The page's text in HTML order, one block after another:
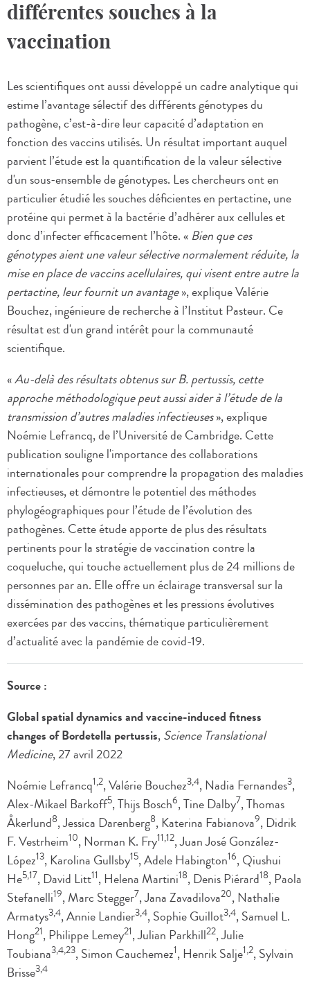
différentes souches à la
vaccination
Les scientifiques ont aussi développé un cadre analytique qui
estime l’avantage sélectif des différents génotypes du
pathogène, c’est-à-dire leur capacité d’adaptation en
fonction des vaccins utilisés. Un résultat important auquel
parvient l’étude est la quantification de la valeur sélective
d'un sous-ensemble de génotypes. Les chercheurs ont en
particulier étudié les souches déficientes en pertactine, une
protéine qui permet à la bactérie d’adhérer aux cellules et
donc d’infecter efficacement l’hôte. « Bien que ces
génotypes aient une valeur sélective normalement réduite, la
mise en place de vaccins acellulaires, qui visent entre autre la
pertactine, leur fournit un avantage», explique Valérie
Bouchez, ingénieure de recherche à l’Institut Pasteur. Ce
résultat est d'un grand intérêt pour la communauté
scientifique.
«Au-delà des résultats obtenus sur B. pertussis, cette
approche méthodologique peut aussi aider à l’étude de la
transmission d’autres maladies infectieuses», explique
Noémie Lefrancq, de l’Université de Cambridge. Cette
publication souligne l'importance des collaborations
internationales pour comprendre la propagation des maladies
infectieuses, et démontre le potentiel des méthodes
phylogéographiques pour l’étude de l’évolution des
pathogènes. Cette étude apporte de plus des résultats
pertinents pour la stratégie de vaccination contre la
coqueluche, qui touche actuellement plus de 24 millions de
personnes par an. Elle offre un éclairage transversal sur la
dissémination des pathogènes et les pressions évolutives
exercées par des vaccins, thématique particulièrement
d’actualité avec la pandémie de covid-19.
Source :
Global spatial dynamics and vaccine-induced fitness
changes of Bordetella pertussis,Science Translational
Medicine, 27 avril 2022
Noémie Lefrancq1,2, Valérie Bouchez3,4, Nadia Fernandes3,
Alex-Mikael Barkoff5, Thijs Bosch6, Tine Dalby7, Thomas
Åkerlund8, Jessica Darenberg8, Katerina Fabianova9, Didrik
F. Vestrheim10, Norman K. Fry11,12, Juan José González-
López13, Karolina Gullsby15, Adele Habington16, Qiushui
He5,17, David Litt11, Helena Martini18, Denis Piérard18, Paola
Stefanelli19, Marc Stegger7, Jana Zavadilova20, Nathalie
Armatys3,4, Annie Landier3,4, Sophie Guillot3,4, Samuel L.
Hong21, Philippe Lemey21, Julian Parkhill22, Julie
Toubiana3,4,23, Simon Cauchemez1, Henrik Salje1,2, Sylvain
Brisse3,4